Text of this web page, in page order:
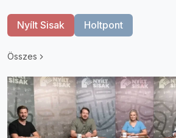
Nyílt Sisak Holtpont
Összes